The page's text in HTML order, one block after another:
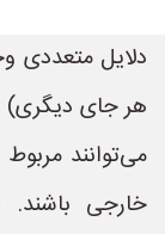
دلایل متعددی
هر جای دیگری)
می‌توانند
خارجی باشند.